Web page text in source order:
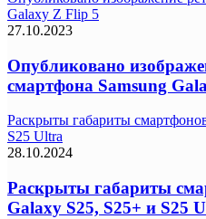
Galaxy Z Flip 5
27.10.2023
Опубликовано
смартфона Samsung
Раскрыты габариты
S25 Ultra
28.10.2024
Раскрыты габариты
Galaxy S25, S25+ и S25